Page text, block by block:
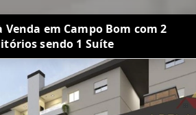
em Campo Bom com 2
sendo 1 Suíte